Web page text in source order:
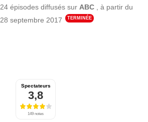
24 épisodes diffusés sur ABC ,à partir du
28 septembre 2017
TERMINÉE
Spectateurs
3,8
149 notes